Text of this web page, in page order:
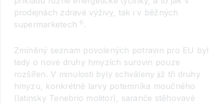
prodejnách zdravé výživy, tak i v běžných
supermarketech 6 .
Zmíněný seznam povolených potravin pro EU byl
tedy o nové druhy hmyzích surovin pouze
rozšířen. V minulosti byly schváleny již tři druhy
hmyzu, konkrétně larvy potemníka moučného
(latinsky Tenebrio molitor), saranče stěhovavé